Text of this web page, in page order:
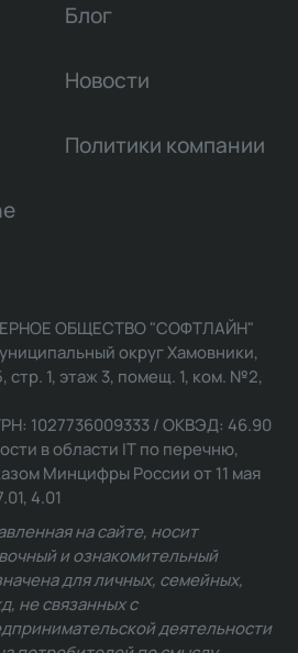
Блог
Новости
Политики компании
ОБЩЕСТВО "СОФТЛАЙН"
округ Хамовники,
стр. 1, этаж 3, помещ. 1, ком. №2,
1027736009333 / ОКВЭД: 46.90
в области IT по перечню,
Минцифры России от 11 мая
4.01
на сайте, носит
и ознакомительный
для личных, семейных,
не связанных с
деятельности